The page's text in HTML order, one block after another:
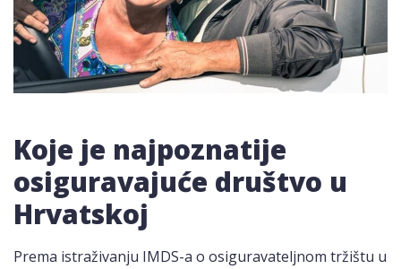
Koje je najpoznatije
osiguravajuće društvo u
Hrvatskoj
Prema istraživanju IMDS-a o osiguravateljnom tržištu u